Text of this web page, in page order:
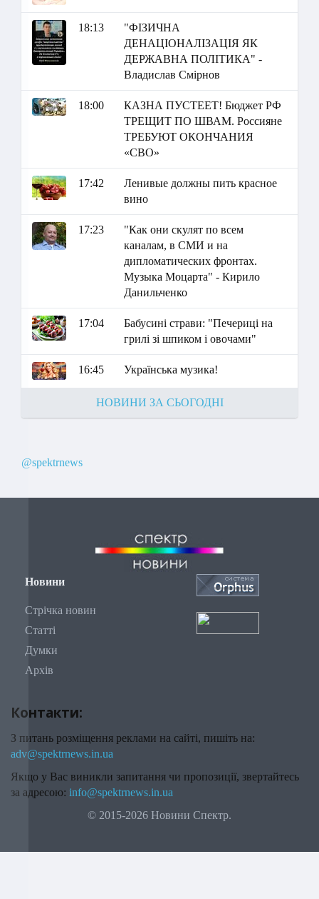
18:13
"ФІЗИЧНА
ДЕНАЦІОНАЛІЗАЦІЯ ЯК
ДЕРЖАВНА ПОЛІТИКА" -
Владислав Смірнов
18:00
КАЗНА ПУСТЕЕТ! Бюджет РФ
ТРЕЩИТ ПО ШВАМ. Россияне
ТРЕБУЮТ ОКОНЧАНИЯ
«СВО»
17:42
Ленивые должны пить красное
вино
17:23
"Как они скулят по всем
каналам, в СМИ и на
дипломатических фронтах.
Музыка Моцарта" - Кирило
Данильченко
17:04
Бабусині страви: "Печериці на
грилі зі шпиком і овочами"
16:45 Українська музика!
НОВИНИ ЗА СЬОГОДНІ
@spektrnews
Новини
Стрічка новин
Статті
Думки
Архів
Контакти:
З питань розміщення реклами на сайті, пишіть на:
adv@spektrnews.in.ua
Якщо у Вас виникли запитання чи пропозиції, звертайтесь
за адресою: info@spektrnews.in.ua
© 2015-2026 Новини Спектр.